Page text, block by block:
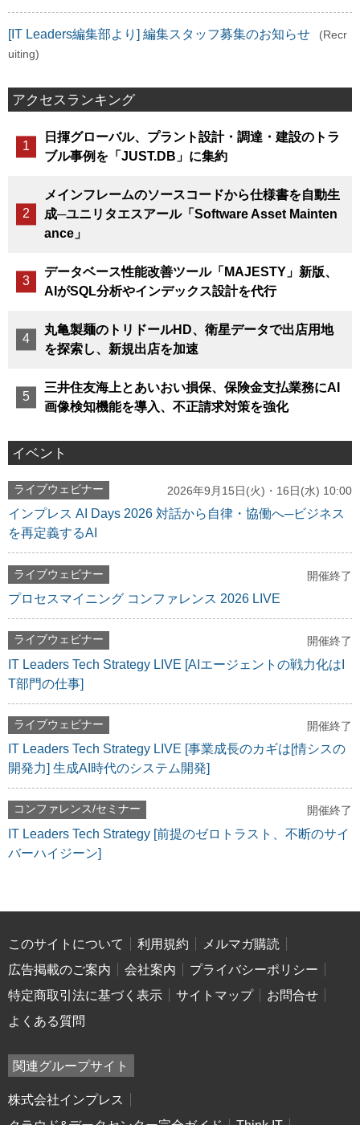
[IT Leaders編集部より] 編集スタッフ募集のお知らせ
(Recr
uiting)
アクセスランキング
日揮グローバル、プラント設計・調達・建設のトラ
ブル事例を「JUST.DB」に集約
メインフレームのソースコードから仕様書を自動生
成─ユニリタエスアール「Software Asset Mainten
ance」
データベース性能改善ツール「MAJESTY」新版、
AIがSQL分析やインデックス設計を代行
丸亀製麺のトリドールHD、衛星データで出店用地
を探索し、新規出店を加速
三井住友海上とあいおい損保、保険金支払業務にAI
画像検知機能を導入、不正請求対策を強化
イベント
ライブウェビナー 2026年9月15日(火)・16日(水) 10:00
インプレス AI Days 2026 対話から自律・協働へ─ビジネス
を再定義するAI
ライブウェビナー 開催終了
プロセスマイニング コンファレンス 2026 LIVE
ライブウェビナー 開催終了
IT Leaders Tech Strategy LIVE [AIエージェントの戦力化はI
T部門の仕事]
ライブウェビナー 開催終了
IT Leaders Tech Strategy LIVE [事業成長のカギは[情シスの
開発力] 生成AI時代のシステム開発]
コンファレンス/セミナー 開催終了
IT Leaders Tech Strategy [前提のゼロトラスト、不断のサイ
バーハイジーン]
このサイトについて 利用規約
メルマガ購読
広告掲載のご案内
会社案内
プライバシーポリシー
特定商取引法に基づく表示
サイトマップ
お問合せ
よくある質問
関連グループサイト
株式会社インプレス